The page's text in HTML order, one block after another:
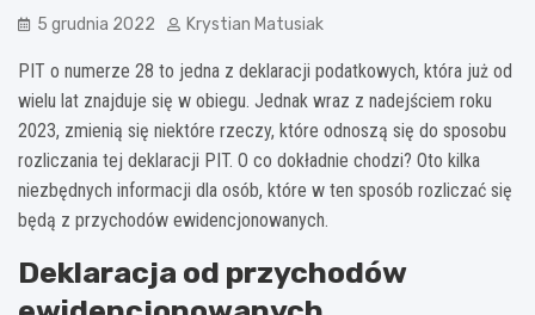
5 grudnia 2022 Krystian Matusiak
PIT o numerze 28 to jedna z deklaracji podatkowych, która już od
wielu lat znajduje się w obiegu. Jednak wraz z nadejściem roku
2023, zmienią się niektóre rzeczy, które odnoszą się do sposobu
rozliczania tej deklaracji PIT. O co dokładnie chodzi? Oto kilka
niezbędnych informacji dla osób, które w ten sposób rozliczać się
będą z przychodów ewidencjonowanych.
Deklaracja od przychodów